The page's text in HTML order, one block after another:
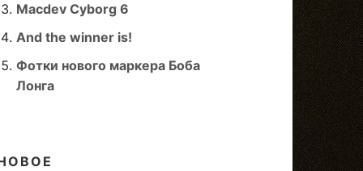
Macdev Cyborg 6
And the winner is!
Фотки нового маркера Боба
Лонга